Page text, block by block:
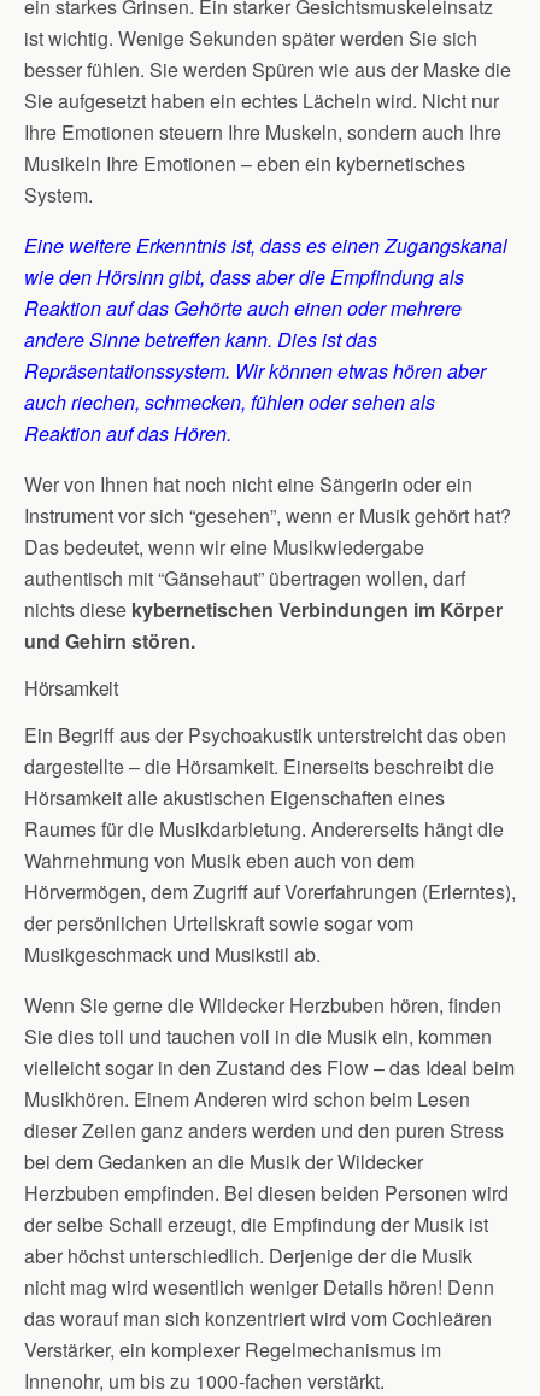
ein starkes Grinsen. Ein starker Gesichtsmuskeleinsatz
ist wichtig. Wenige Sekunden später werden Sie sich
besser fühlen. Sie werden Spüren wie aus der Maske die
Sie aufgesetzt haben ein echtes Lächeln wird. Nicht nur
Ihre Emotionen steuern Ihre Muskeln, sondern auch Ihre
Musikeln Ihre Emotionen – eben ein kybernetisches
System.
Eine weitere Erkenntnis ist, dass es einen Zugangskanal
wie den Hörsinn gibt, dass aber die Empfindung als
Reaktion auf das Gehörte auch einen oder mehrere
andere Sinne betreffen kann. Dies ist das
Repräsentationssystem. Wir können etwas hören aber
auch riechen, schmecken, fühlen oder sehen als
Reaktion auf das Hören.
Wer von Ihnen hat noch nicht eine Sängerin oder ein
Instrument vor sich “gesehen”, wenn er Musik gehört hat?
Das bedeutet, wenn wir eine Musikwiedergabe
authentisch mit “Gänsehaut” übertragen wollen, darf
nichts diese kybernetischen Verbindungen im Körper
und Gehirn stören.
Hörsamkeit
Ein Begriff aus der Psychoakustik unterstreicht das oben
dargestellte – die Hörsamkeit. Einerseits beschreibt die
Hörsamkeit alle akustischen Eigenschaften eines
Raumes für die Musikdarbietung. Andererseits hängt die
Wahrnehmung von Musik eben auch von dem
Hörvermögen, dem Zugriff auf Vorerfahrungen (Erlerntes),
der persönlichen Urteilskraft sowie sogar vom
Musikgeschmack und Musikstil ab.
Wenn Sie gerne die Wildecker Herzbuben hören, finden
Sie dies toll und tauchen voll in die Musik ein, kommen
vielleicht sogar in den Zustand des Flow – das Ideal beim
Musikhören. Einem Anderen wird schon beim Lesen
dieser Zeilen ganz anders werden und den puren Stress
bei dem Gedanken an die Musik der Wildecker
Herzbuben empfinden. Bei diesen beiden Personen wird
der selbe Schall erzeugt, die Empfindung der Musik ist
aber höchst unterschiedlich. Derjenige der die Musik
nicht mag wird wesentlich weniger Details hören! Denn
das worauf man sich konzentriert wird vom Cochleären
Verstärker, ein komplexer Regelmechanismus im
Innenohr, um bis zu 1000-fachen verstärkt.